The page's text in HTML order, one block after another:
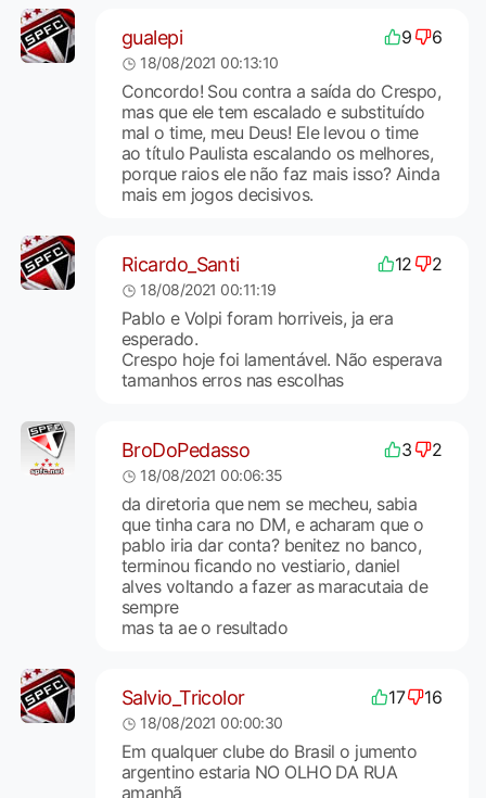
gualepi 9 6
18/08/2021 00:13:10
Concordo! Sou contra a saída do Crespo,
mas que ele tem escalado e substituído
mal o time, meu Deus! Ele levou o time
ao título Paulista escalando os melhores,
porque raios ele não faz mais isso? Ainda
mais em jogos decisivos.
Ricardo_Santi 12 2
18/08/2021 00:11:19
Pablo e Volpi foram horriveis, ja era
esperado.
Crespo hoje foi lamentável. Não esperava
tamanhos erros nas escolhas
BroDoPedasso 3 2
18/08/2021 00:06:35
da diretoria que nem se mecheu, sabia
que tinha cara no DM, e acharam que o
pablo iria dar conta? benitez no banco,
terminou ficando no vestiario, daniel
alves voltando a fazer as maracutaia de
sempre
mas ta ae o resultado
Salvio_Tricolor 17 16
18/08/2021 00:00:30
Em qualquer clube do Brasil o jumento
argentino estaria NO OLHO DA RUA
amanhã